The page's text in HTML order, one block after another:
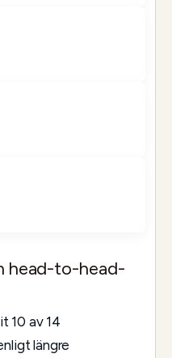
head-to-head-
10 av 14
längre